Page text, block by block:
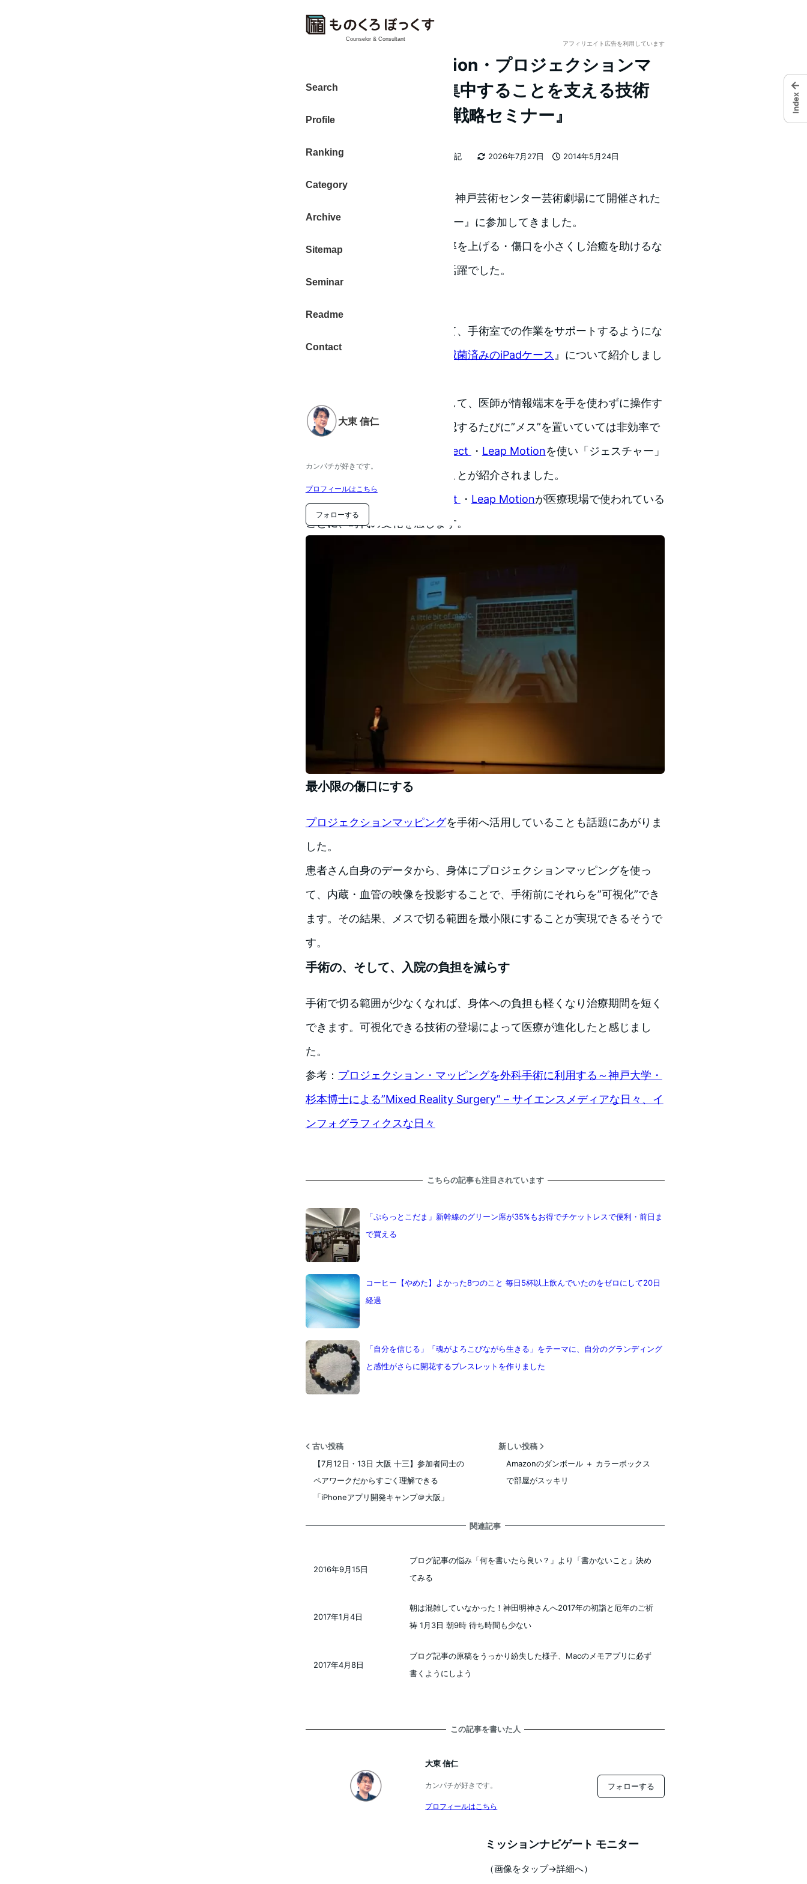
Counselor & Consultant
Search
Profile
Ranking
Category
Archive
Sitemap
Seminar
Readme
Contact
大東 信仁
カンパチが好きです。
プロフィールはこちら
フォローする
アフィリエイト広告を利用しています
Kinect・Leap Motion・プロジェクションマ
ッピング、作業に集中することを支える技術
『関西ICT医療産業戦略セミナー』
2026年7月27日
2014年5月24日
者
大東 信仁（ものくろ） 2026年日記
2014年5月21日 兵庫県 新神戸 神戸芸術センター芸術劇場にて開催された
『関西ICT医療産業戦略セミナー』に参加してきました。
医療現場、手術室にて作業効率を上げる・傷口を小さくし治癒を助けるな
どに、デジタルデバイスが大活躍でした。
iPadなどの情報端末を活用して、手術室での作業をサポートするようにな
滅菌済みのiPadケース』について紹介しまし
手術は時間との戦いです、そして、医師が情報端末を手を使わずに操作す
る必要もあります。情報を確認するたびに”メス”を置いていては非効率で
Kinect ・ Leap Motionを使い「ジェスチャー」
で操作することが実現できたことが紹介されました。
Kinect ・ Leap Motionが医療現場で使われている
ことに、時代の変化を感じます。
最小限の傷口にする
プロジェクションマッピングを手術へ活用していることも話題にあがりま
した。
患者さん自身のデータから、身体にプロジェクションマッピングを使っ
て、内蔵・血管の映像を投影することで、手術前にそれらを”可視化”でき
ます。その結果、メスで切る範囲を最小限にすることが実現できるそうで
す。
手術の、そして、入院の負担を減らす
手術で切る範囲が少なくなれば、身体への負担も軽くなり治療期間を短く
できます。可視化できる技術の登場によって医療が進化したと感じまし
た。
参考： プロジェクション・マッピングを外科手術に利用する～神戸大学・
杉本博士による”Mixed Reality Surgery” – サイエンスメディアな日々、イ
ンフォグラフィクスな日々
こちらの記事も注目されています
「ぷらっとこだま」新幹線のグリーン席が35%もお得でチケットレスで便利・前日ま
で買える
コーヒー【やめた】よかった8つのこと 毎日5杯以上飲んでいたのをゼロにして20日
経過
「自分を信じる」「魂がよろこびながら生きる」をテーマに、自分のグランディング
と感性がさらに開花するブレスレットを作りました
古い投稿
【7月12日・13日 大阪 十三】参加者同士の
ペアワークだからすごく理解できる
「iPhoneアプリ開発キャンプ＠大阪」
新しい投稿
Amazonのダンボール ＋ カラーボックス
で部屋がスッキリ
関連記事
ブログ記事の悩み「何を書いたら良い？」より「書かないこと」決め
てみる
2016年9月15日
朝は混雑していなかった！神田明神さんへ2017年の初詣と厄年のご祈
祷 1月3日 朝9時 待ち時間も少ない
2017年1月4日
ブログ記事の原稿をうっかり紛失した様子、Macのメモアプリに必ず
書くようにしよう
2017年4月8日
この記事を書いた人
大東 信仁
カンパチが好きです。
プロフィールはこちら
フォローする
ミッションナビゲート モニター
（画像をタップ→詳細へ）
←
Index